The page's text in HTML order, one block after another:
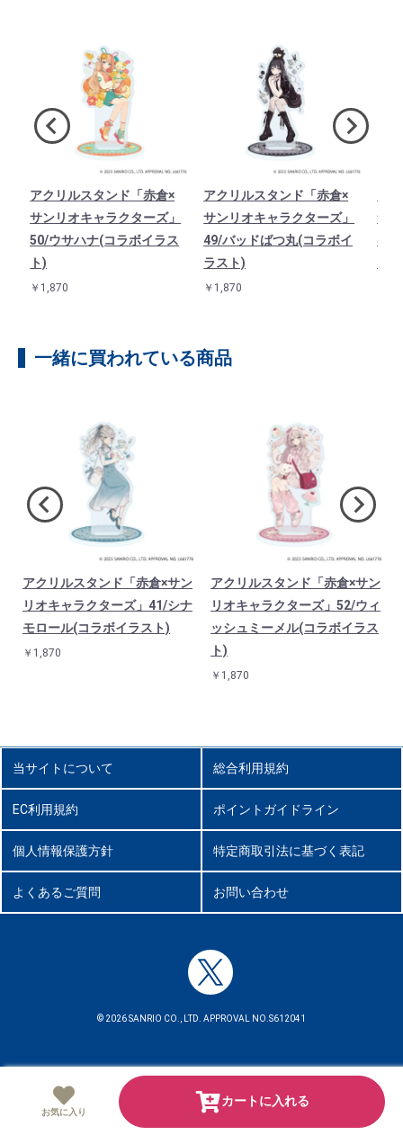
お気に入り
カートに入れる
アクリルスタンド「赤倉×
サンリオキャラクターズ」
50/ウサハナ(コラボイラス
ト)
￥1,870
アクリルスタンド「赤倉×
サンリオキャラクターズ」
49/バッドばつ丸(コラボイ
ラスト)
￥1,870
サ
一緒に買われている商品
アクリルスタンド「赤倉×サン
リオキャラクターズ」41/シナ
モロール(コラボイラスト)
￥1,870
アクリルスタンド「赤倉×サン
リオキャラクターズ」52/ウィ
ッシュミーメル(コラボイラス
ト)
￥1,870
当サイトについて 総合利用規約
EC利用規約 ポイントガイドライン
個人情報保護方針 特定商取引法に基づく表記
よくあるご質問 お問い合わせ
© 2026 SANRIO CO., LTD. APPROVAL NO.S612041